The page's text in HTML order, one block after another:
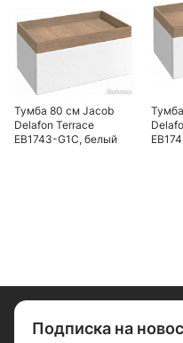
Тумба 80 см Jacob
Delafon Terrace
EB1743-G1C, белый
Подписка на